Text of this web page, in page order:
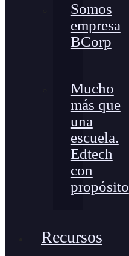
Somos
empresa
BCorp
Mucho
más que
una
escuela.
Edtech
con
propósito
Recursos